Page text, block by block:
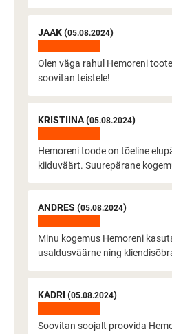
JAAK (05.08.2024)
Olen väga rahul Hemoreni
soovitan teistele!
KRISTIINA (05.08.2024)
Hemoreni toode on tõeline
kiiduväärt. Suurepärane
ANDRES (05.08.2024)
Minu kogemus Hemoreni
usaldusväärne ning
KADRI (05.08.2024)
Soovitan soojalt proovida